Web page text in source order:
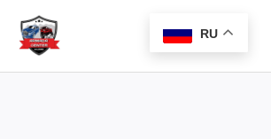
Перейти
содержимому
RU